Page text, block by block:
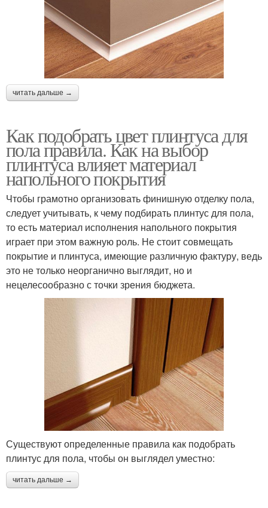
читать дальше →
Как подобрать цвет плинтуса для
пола правила. Как на выбор
плинтуса влияет материал
напольного покрытия
Чтобы грамотно организовать финишную отделку пола,
следует учитывать, к чему подбирать плинтус для пола,
то есть материал исполнения напольного покрытия
играет при этом важную роль. Не стоит совмещать
покрытие и плинтуса, имеющие различную фактуру, ведь
это не только неорганично выглядит, но и
нецелесообразно с точки зрения бюджета.
Существуют определенные правила как подобрать
плинтус для пола, чтобы он выглядел уместно:
читать дальше →